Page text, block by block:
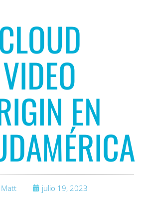
CLOUD
VIDEO
EN
Matt julio 19, 2023